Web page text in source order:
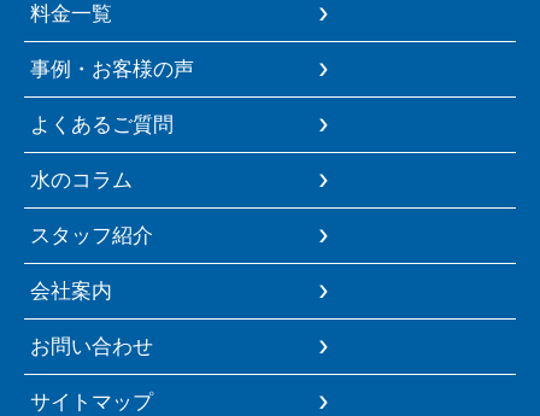
料金一覧
事例・お客様の声
よくあるご質問
水のコラム
スタッフ紹介
会社案内
お問い合わせ
サイトマップ